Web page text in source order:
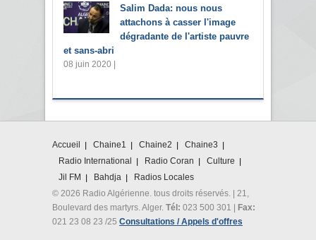
Salim Dada: nous nous
attachons à casser l'image
dégradante de l'artiste pauvre
et sans-abri
08 juin 2020 |
Accueil Chaine1 Chaine2
Chaine3
Radio International
Radio Coran
Culture
Jil FM
Bahdja
Radios Locales
© 2026 Radio Algérienne. tous droits réservés. | 21,
Boulevard des martyrs. Alger. Tél: 023 500 301 | Fax:
021 23 08 23 /25 Consultations / Appels d'offres